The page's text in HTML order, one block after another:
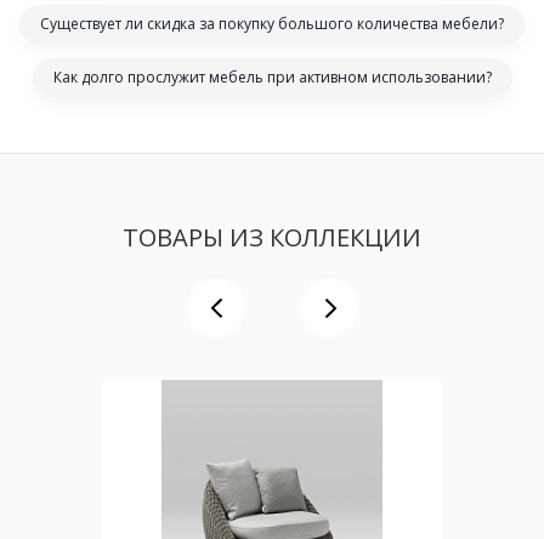
Существует ли скидка за покупку большого количества мебели?
Как долго прослужит мебель при активном использовании?
ТОВАРЫ ИЗ КОЛЛЕКЦИИ